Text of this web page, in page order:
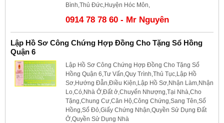
Bình,Thủ Đức,Huyện Hóc Môn,
0914 78 78 60 - Mr Nguyên
Lập Hồ Sơ Công Chứng Hợp Đồng Cho Tặng Sổ Hồng
Quận 6
Lập Hồ Sơ Công Chứng Hợp Đồng Cho Tặng Sổ
Hồng Quận 6,Tư Vấn,Quy Trình,Thủ Tục,Lập Hồ
Sơ,Hướng Đẫn,Điều Kiện,Lập Hồ Sơ,Nhận Làm,Nhận
Lo,Có,Nhà Ở,Đất ở,Chuyển Nhượng,Tại Nhà,Cho
Tặng,Chung Cư,Căn Hộ,Công Chứng,Sang Tên,Sổ
Hồng,Sổ Đỏ,Giấy Chứng Nhận,Quyền Sử Dụng Đất
Ở,Quyền Sử Dụng Nhà